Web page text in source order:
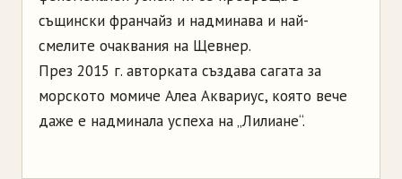
същински франчайз и надминава и най-
смелите очаквания на Щевнер.
През 2015 г. авторката създава сагата за
морското момиче Алеа Аквариус, която вече
даже е надминала успеха на „Лилиане“.